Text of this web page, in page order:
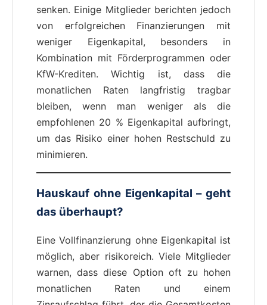
senken. Einige Mitglieder berichten jedoch
von erfolgreichen Finanzierungen mit
weniger Eigenkapital, besonders in
Kombination mit Förderprogrammen oder
KfW-Krediten. Wichtig ist, dass die
monatlichen Raten langfristig tragbar
bleiben, wenn man weniger als die
empfohlenen 20 % Eigenkapital aufbringt,
um das Risiko einer hohen Restschuld zu
minimieren.
Hauskauf ohne Eigenkapital – geht
das überhaupt?
Eine Vollfinanzierung ohne Eigenkapital ist
möglich, aber risikoreich. Viele Mitglieder
warnen, dass diese Option oft zu hohen
monatlichen Raten und einem